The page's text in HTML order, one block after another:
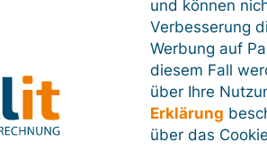
Broschüre Unternehmer
Broschüre Buchhalter
und können
Verbesserung
Werbung auf
diesem Fall
über Ihre
Erklärung
über das